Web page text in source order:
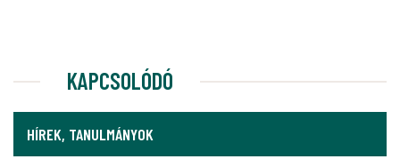
KAPCSOLÓDÓ
HÍREK, TANULMÁNYOK